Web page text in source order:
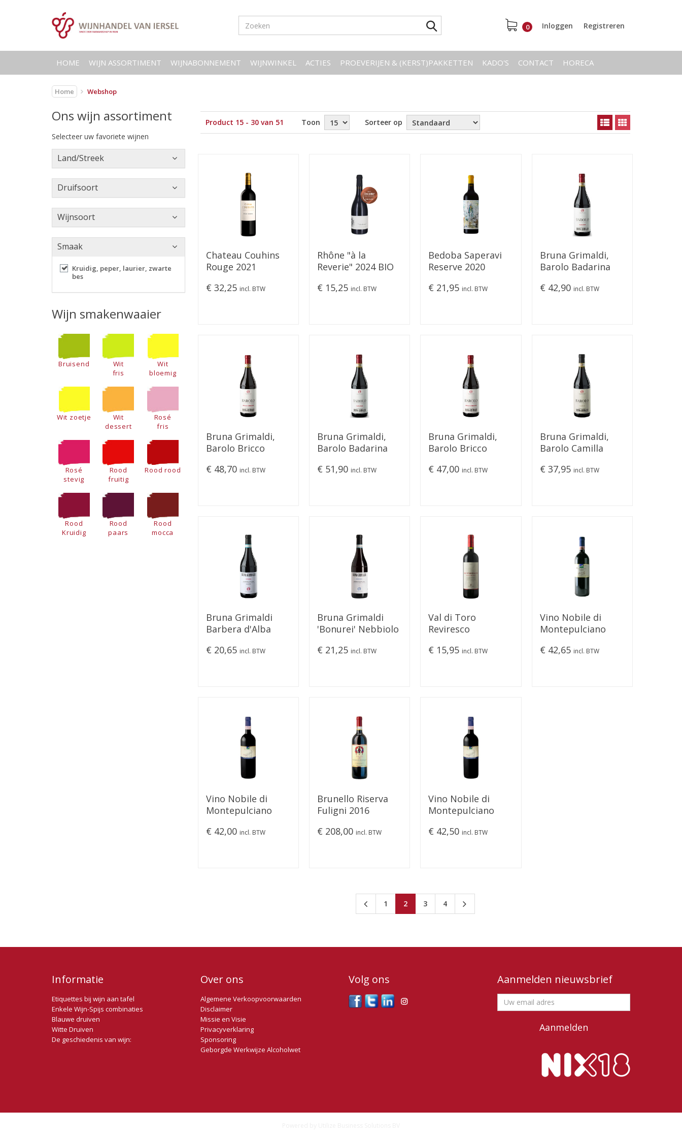
0 Inloggen Registreren
HOME WIJN ASSORTIMENT WIJNABONNEMENT WIJNWINKEL ACTIES PROEVERIJEN & (KERST)PAKKETTEN KADO'S CONTACT HORECA
Home Webshop
Ons wijn assortiment
Selecteer uw favoriete wijnen
Land/Streek
Druifsoort
Wijnsoort
Smaak
Kruidig, peper, laurier, zwarte
bes
Wijn smakenwaaier
Bruisend
Wit
fris
Wit
bloemig
Wit zoetje
Wit
dessert
Rosé
fris
Rosé
stevig
Rood
fruitig
Rood rood
Rood
Kruidig
Rood
paars
Rood
mocca
Product 15 - 30 van 51 Toon Sorteer op
Chateau Couhins
Rouge 2021
€ 32,25 incl. BTW
Rhône "à la
Reverie" 2024 BIO
€ 15,25 incl. BTW
Bedoba Saperavi
Reserve 2020
€ 21,95 incl. BTW
Bruna Grimaldi,
Barolo Badarina
€ 42,90 incl. BTW
Bruna Grimaldi,
Barolo Bricco
€ 48,70 incl. BTW
Bruna Grimaldi,
Barolo Badarina
€ 51,90 incl. BTW
Bruna Grimaldi,
Barolo Bricco
€ 47,00 incl. BTW
Bruna Grimaldi,
Barolo Camilla
€ 37,95 incl. BTW
Bruna Grimaldi
Barbera d'Alba
2024
€ 20,65 incl. BTW
Bruna Grimaldi
'Bonurei' Nebbiolo
€ 21,25 incl. BTW
Val di Toro
Reviresco
€ 15,95 incl. BTW
Vino Nobile di
Montepulciano
€ 42,65 incl. BTW
Vino Nobile di
Montepulciano
2016
€ 42,00 incl. BTW
Brunello Riserva
Fuligni 2016
€ 208,00 incl. BTW
Vino Nobile di
Montepulciano
2017
€ 42,50 incl. BTW
1 2 3 4
Informatie
Etiquettes bij wijn aan tafel
Enkele Wijn-Spijs combinaties
Blauwe druiven
Witte Druiven
De geschiedenis van wijn:
Over ons
Algemene Verkoopvoorwaarden
Disclaimer
Missie en Visie
Privacyverklaring
Sponsoring
Geborgde Werkwijze Alcoholwet
Volg ons Aanmelden nieuwsbrief